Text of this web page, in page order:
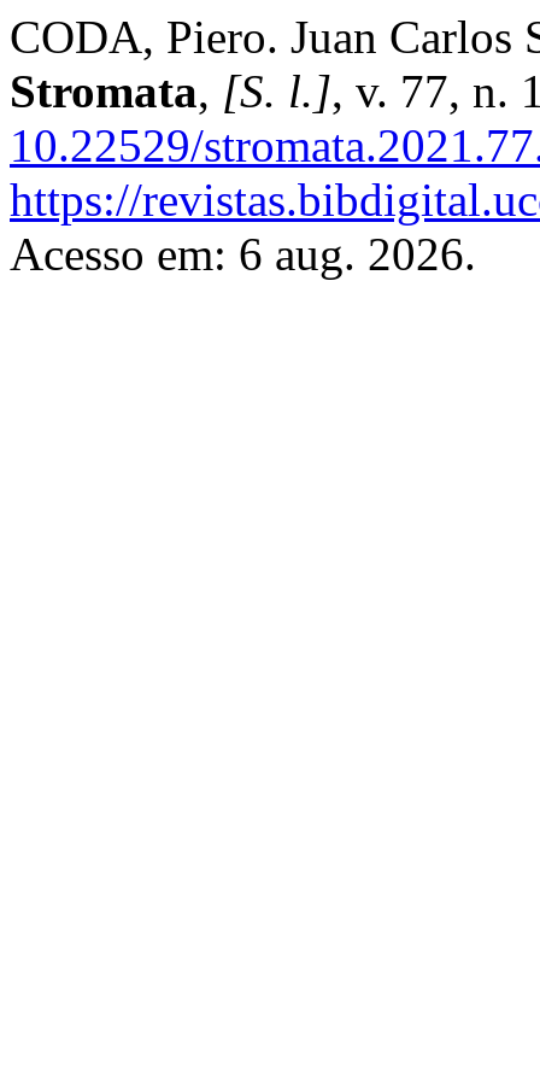
CODA, Piero. Juan Carlos
Stromata, [S. l.], v. 77, n.
10.22529/
https://
Acesso em: 6 aug. 2026.